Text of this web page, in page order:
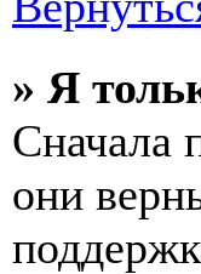
» Я
Сначала
они